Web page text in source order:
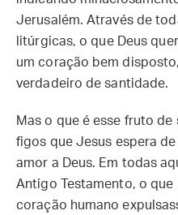
Jerusalém. Através de
litúrgicas, o que Deus
um coração bem
verdadeiro de santidade.
Mas o que é esse fruto
figos que Jesus espera
amor a Deus. Em todas
Antigo Testamento, o que
coração humano